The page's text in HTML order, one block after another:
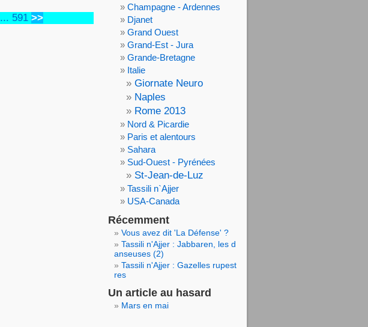
... 591 >>
Champagne - Ardennes
Djanet
Grand Ouest
Grand-Est - Jura
Grande-Bretagne
Italie
Giornate Neuro
Naples
Rome 2013
Nord & Picardie
Paris et alentours
Sahara
Sud-Ouest - Pyrénées
St-Jean-de-Luz
Tassili n`Ajjer
USA-Canada
Récemment
Vous avez dit 'La Défense' ?
Tassili n'Ajjer : Jabbaren, les d
anseuses (2)
Tassili n'Ajjer : Gazelles rupest
res
Un article au hasard
Mars en mai